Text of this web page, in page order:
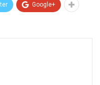
Google+